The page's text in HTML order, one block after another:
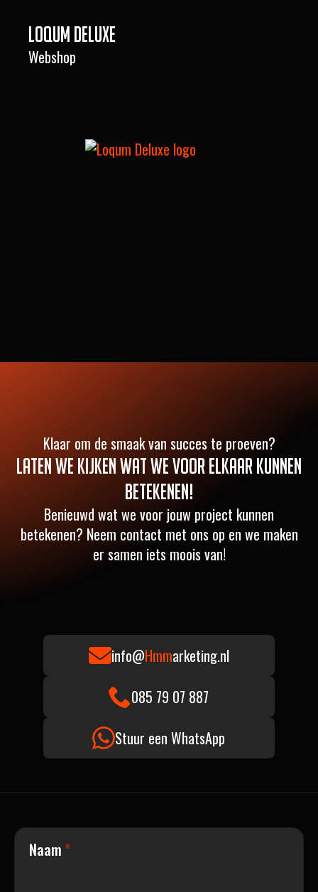
Loqum Deluxe
Webshop
Klaar om de smaak van succes te proeven?
Laten we kijken wat we voor elkaar kunnen
betekenen!
Benieuwd wat we voor jouw project kunnen
betekenen? Neem contact met ons op en we maken
er samen iets moois van!
info@Hmmarketing.nl
085 79 07 887
Stuur een WhatsApp
Naam *